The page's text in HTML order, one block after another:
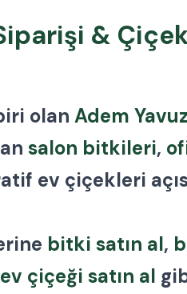
&
olan Adem
salon bitkileri,
ev çiçekleri
bitki satın al,
ev çiçeği satın al